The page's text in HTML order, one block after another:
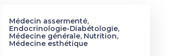
Médecin assermenté,
Endocrinologie-Diabétologie,
Médecine générale, Nutrition,
Médecine esthétique